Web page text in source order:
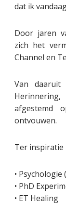
dat ik
Door jaren
zich het
Channel en
Van
afgestemd
ontvouwen.
Ter inspiratie
•
• PhD
• ET Healing